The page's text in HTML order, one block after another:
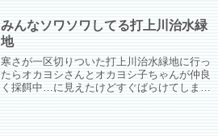
みんなソワソワしてる打上川治水緑
地
寒さが一区切りついた打上川治水緑地に行っ
たらオカヨシさんとオカヨシ子ちゃんが仲良
く採餌中…に見えたけどすぐばらけてしま